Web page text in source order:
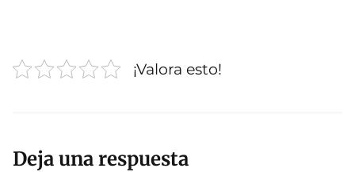
¡Valora esto!
Deja una respuesta